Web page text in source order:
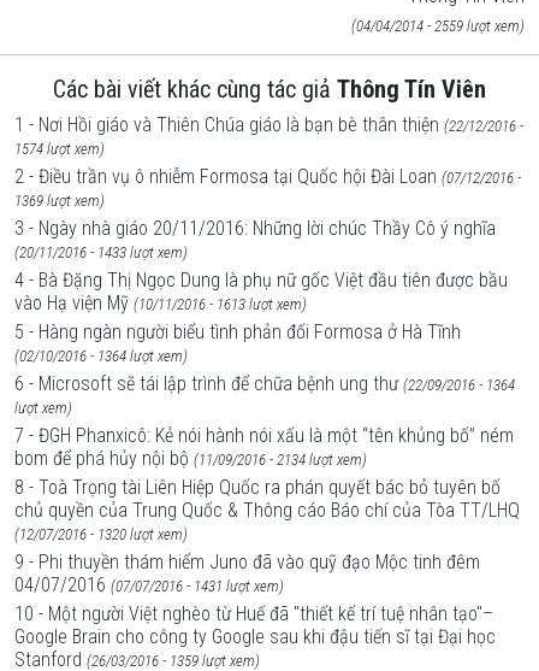
(04/04/2014 - 2559 lượt xem)
Các bài viết khác cùng tác giả Thông Tín Viên
1 - Nơi Hồi giáo và Thiên Chúa giáo là bạn bè thân thiện (22/12/2016 -
1574 lượt xem)
2 - Điều trần vụ ô nhiễm Formosa tại Quốc hội Đài Loan (07/12/2016 -
1369 lượt xem)
3 - Ngày nhà giáo 20/11/2016: Những lời chúc Thầy Cô ý nghĩa
(20/11/2016 - 1433 lượt xem)
4 - Bà Đặng Thị Ngọc Dung là phụ nữ gốc Việt đầu tiên được bầu
vào Hạ viện Mỹ (10/11/2016 - 1613 lượt xem)
5 - Hàng ngàn người biểu tình phản đối Formosa ở Hà Tĩnh
(02/10/2016 - 1364 lượt xem)
6 - Microsoft sẽ tái lập trình để chữa bệnh ung thư (22/09/2016 - 1364
lượt xem)
7 - ĐGH Phanxicô: Kẻ nói hành nói xấu là một “tên khủng bố” ném
bom để phá hủy nội bộ (11/09/2016 - 2134 lượt xem)
8 - Toà Trọng tài Liên Hiệp Quốc ra phán quyết bác bỏ tuyên bố
chủ quyền của Trung Quốc & Thông cáo Báo chí của Tòa TT/LHQ
(12/07/2016 - 1320 lượt xem)
9 - Phi thuyền thám hiểm Juno đã vào quỹ đạo Mộc tinh đêm
04/07/2016 (07/07/2016 - 1431 lượt xem)
10 - Một người Việt nghèo từ Huế đã "thiết kế trí tuệ nhân tạo"–
Google Brain cho công ty Google sau khi đậu tiến sĩ tại Đại học
Stanford (26/03/2016 - 1359 lượt xem)